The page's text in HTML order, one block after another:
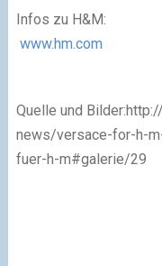
Infos zu H&M:
www.hm.com
Quelle und Bilder:
news/versace-for-h-
fuer-h-m#galerie/29